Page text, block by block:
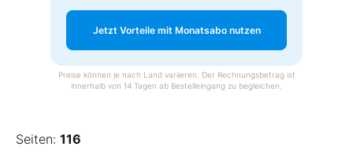
Jetzt Vorteile mit Monatsabo nutzen
Preise können je nach Land variieren. Der Rechnungsbetrag ist
innerhalb von 14 Tagen ab Bestelleingang zu begleichen.
Seiten: 116